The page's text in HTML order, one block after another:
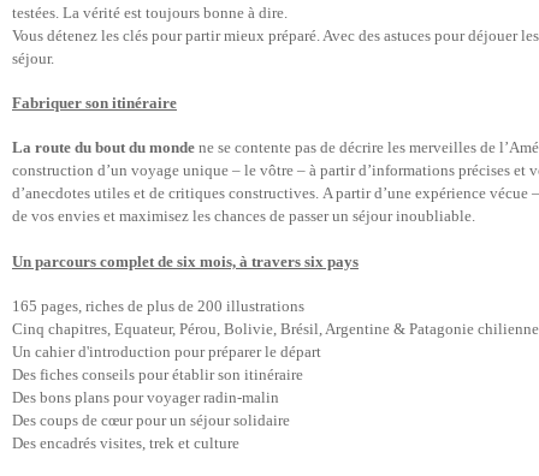
testées. La vérité est toujours bonne à dire.
Vous détenez les clés pour partir mieux préparé. Avec des astuces pour déjouer
séjour.
Fabriquer son itinéraire
La route du bout du monde ne se contente pas de décrire les merveilles de
construction d’un voyage unique – le vôtre – à partir d’informations précises et
d’anecdotes utiles et de critiques constructives. A partir d’une expérience vécue
de vos envies et maximisez les chances de passer un séjour inoubliable.
Un parcours complet de six mois, à travers six pays
165 pages, riches de plus de 200 illustrations
Cinq chapitres, Equateur, Pérou, Bolivie, Brésil, Argentine & Patagonie chilienne
Un cahier d'introduction pour préparer le départ
Des fiches conseils pour établir son itinéraire
Des bons plans pour voyager radin-malin
Des coups de cœur pour un séjour solidaire
Des encadrés visites, trek et culture